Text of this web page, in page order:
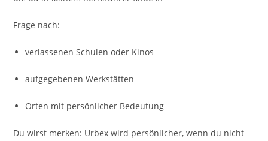
Frage nach:
verlassenen Schulen oder Kinos
aufgegebenen Werkstätten
Orten mit persönlicher Bedeutung
Du wirst merken: Urbex wird persönlicher, wenn du nicht